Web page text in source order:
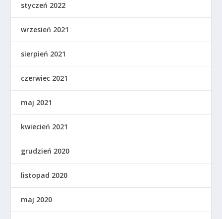
styczeń 2022
wrzesień 2021
sierpień 2021
czerwiec 2021
maj 2021
kwiecień 2021
grudzień 2020
listopad 2020
maj 2020